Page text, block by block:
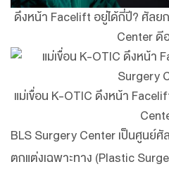
ดึงหน้า Facelift อยู่ได้กี่ปี? ศัลย
Center ดี
แม่เขื่อน K-OTIC ดึงหน้า
BLS Surgery Center เป็นศูนย์
ตกแต่งเฉพาะทาง (Plastic